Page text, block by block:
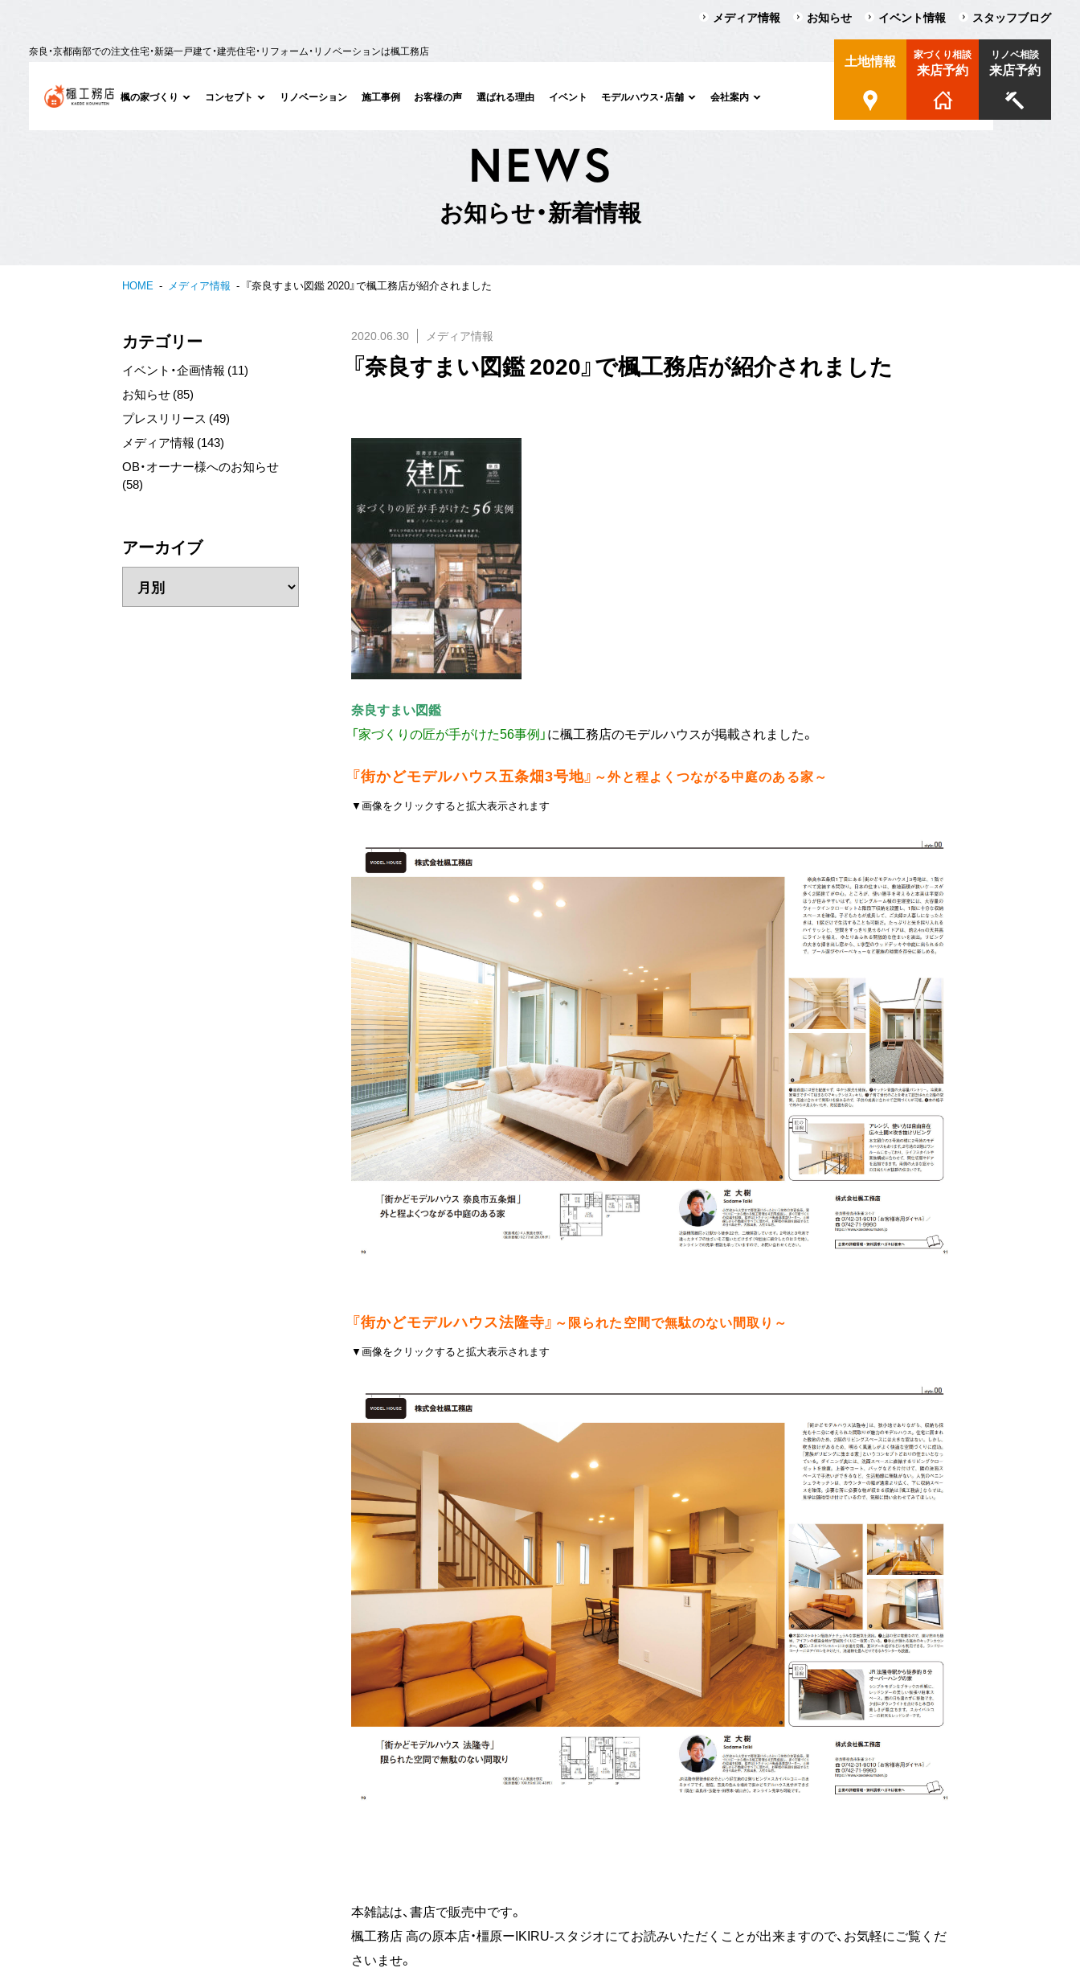
奈良・京都南部での注文住宅・新築一戸建て・建売住宅・リフォーム・リノベーションは楓工務店
楓の家づくり コンセプト リノベーション 施工事例 お客様の声 選ばれる理由 イベント モデルハウス・店舗 会社案内
土地情報 家づくり相談
来店予約
リノベ相談
来店予約
メディア情報 お知らせ イベント情報 スタッフブログ
NEWS
お知らせ・新着情報
HOME メディア情報 『奈良すまい図鑑 2020』で楓工務店が紹介されました
2020.06.30 メディア情報
『奈良すまい図鑑 2020』で楓工務店が紹介されました
奈良すまい図鑑
「家づくりの匠が手がけた56事例」に楓工務店のモデルハウスが掲載されました。
『街かどモデルハウス五条畑3号地』 ～外と程よくつながる中庭のある家～
▼画像をクリックすると拡大表示されます
『街かどモデルハウス法隆寺』 ～限られた空間で無駄のない間取り ～
▼画像をクリックすると拡大表示されます
本雑誌は、書店で販売中です。
楓工務店 高の原本店・橿原ーIKIRU-スタジオにてお読みいただくことが出来ますので、お気軽にご覧くだ
さいませ。
カテゴリー
イベント・企画情報 (11)
お知らせ (85)
プレスリリース (49)
メディア情報 (143)
OB・オーナー様へのお知らせ
(58)
アーカイブ